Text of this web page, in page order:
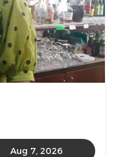
Aug 7, 2026